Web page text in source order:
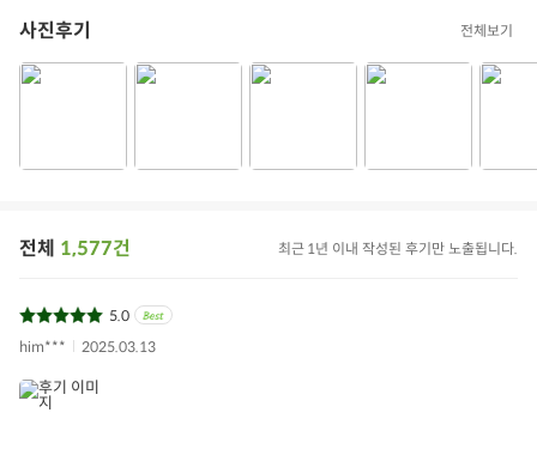
사진후기 전체보기
전체 1,577건 최근 1년 이내 작성된 후기만 노출됩니다.
5.0
him***
2025.03.13